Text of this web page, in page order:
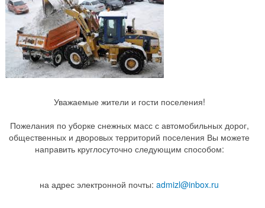
Уважаемые жители и гости поселения!
Пожелания по уборке снежных масс с автомобильных дорог,
общественных и дворовых территорий поселения Вы можете
направить круглосуточно следующим способом:
на адрес электронной почты: admizl@inbox.ru